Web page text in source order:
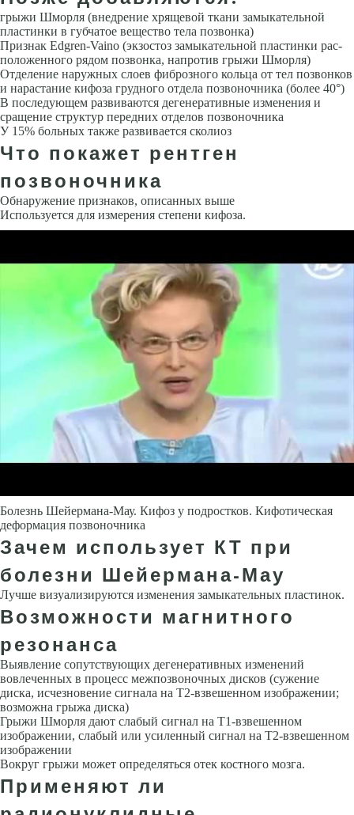
грыжи Шморля (внедрение хрящевой ткани замыкательной
пластинки в губчатое вещество тела по­звонка)
Признак Edgren-Vaino (экзостоз замыкательной пластинки рас­
положенного рядом позвонка, напротив грыжи Шморля)
Отделение на­ружных слоев фиброзного кольца от тел позвонков
и нарастание кифоза грудного отдела позвоночника (более 40°)
В последующем развиваются дегенеративные изменения и
сращение структур передних отделов по­звоночника
У 15% больных также развивается сколиоз
Что покажет рентген
позвоночника
Обнаружение признаков, описанных выше
Используется для измерения степени кифоза.
Болезнь Шейермана-Мау. Кифоз у подростков. Кифотическая
деформация позвоночника
Зачем использует КТ при
болезни Шейермана-Мау
Лучше визуализируются изменения замыкательных пластинок.
Возможности магнитного
резонанса
Выявление сопутствующих дегенеративных изменений
вовлеченных в процесс межпозвоночных дисков (сужение
диска, исчезновение сиг­нала на Т2-взвешенном изображении;
возможна грыжа диска)
Грыжи Шморля дают слабый сигнал на Т1-взвешенном
изображении, слабый или усиленный сигнал на Т2-взвешенном
изображении
Вокруг грыжи может определяться отек костного мозга.
Применяют ли